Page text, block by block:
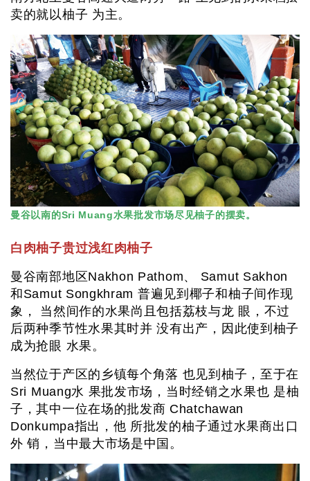
卖的就以柚子 为主。
曼谷以南的Sri Muang水果批发市场尽见柚子的摆卖。
白肉柚子贵过浅红肉柚子
曼谷南部地区Nakhon Pathom、 Samut Sakhon
和Samut Songkhram 普遍见到椰子和柚子间作现
象， 当然间作的水果尚且包括荔枝与龙 眼，不过
后两种季节性水果其时并 没有出产，因此使到柚子
成为抢眼 水果。
当然位于产区的乡镇每个角落 也见到柚子，至于在
Sri Muang水 果批发市场，当时经销之水果也 是柚
子，其中一位在场的批发商 Chatchawan
Donkumpa指出，他 所批发的柚子通过水果商出口
外 销，当中最大市场是中国。